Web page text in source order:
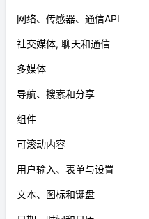
网络、传感器、通信API
社交媒体, 聊天和通信
多媒体
导航、搜索和分享
组件
可滚动内容
用户输入、表单与设置
文本、图标和键盘